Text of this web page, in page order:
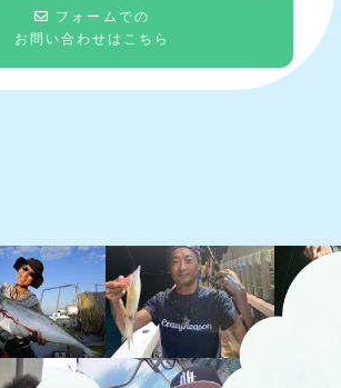
フォームでの
お問い合わせはこちら